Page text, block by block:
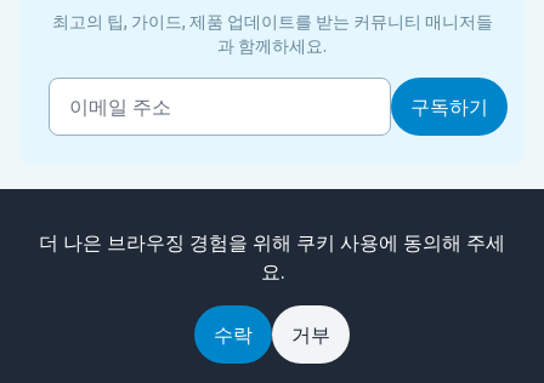
최고의 팁, 가이드, 제품 업데이트를 받는 커뮤니티 매니저들
과 함께하세요.
더 나은 브라우징 경험을 위해 쿠키 사용에 동의해 주세
요.
수락 거부